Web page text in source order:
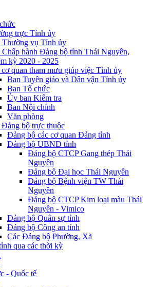
trực Tỉnh ủy
Thường vụ Tỉnh ủy
Chấp hành Đảng bộ tỉnh Thái Nguyên,
kỳ 2020 - 2025
cơ quan tham mưu giúp việc Tỉnh ủy
Ban Tuyên giáo và Dân vận Tỉnh ủy
Ban Tổ chức
Ủy ban Kiểm tra
Ban Nội chính
Văn phòng
Đảng bộ trực thuộc
Đảng bộ các cơ quan Đảng tỉnh
Đảng bộ UBND tỉnh
Đảng bộ CTCP Gang thép Thái
Nguyên
Đảng bộ Đại học Thái Nguyên
Đảng bộ Bệnh viện TW Thái
Nguyên
Đảng bộ CTCP Kim loại màu Thái
Nguyên - Vimico
Đảng bộ Quân sự tỉnh
Đảng bộ Công an tỉnh
Các Đảng bộ Phường, Xã
qua các thời kỳ
- Quốc tế